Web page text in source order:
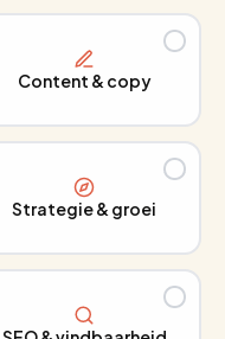
Content & copy
Strategie & groei